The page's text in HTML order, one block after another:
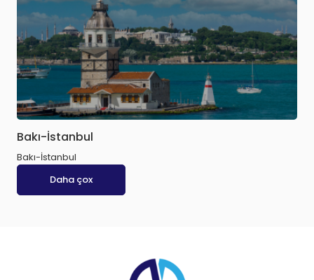
Bakı-İstanbul
Bakı-İstanbul
Daha çox